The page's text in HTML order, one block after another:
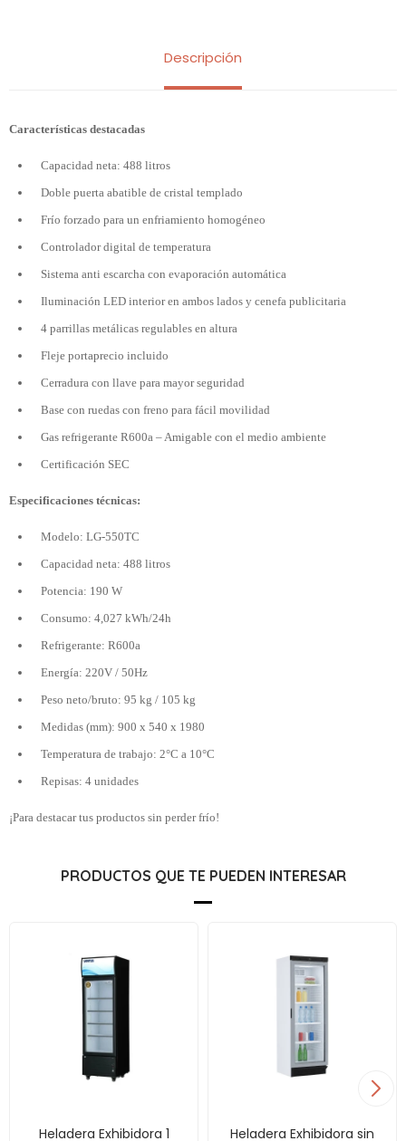
Descripción
Características destacadas
Capacidad neta: 488 litros
Doble puerta abatible de cristal templado
Frío forzado para un enfriamiento homogéneo
Controlador digital de temperatura
Sistema anti escarcha con evaporación automática
Iluminación LED interior en ambos lados y cenefa publicitaria
4 parrillas metálicas regulables en altura
Fleje portaprecio incluido
Cerradura con llave para mayor seguridad
Base con ruedas con freno para fácil movilidad
Gas refrigerante R600a – Amigable con el medio ambiente
Certificación SEC
Especificaciones técnicas:
Modelo: LG-550TC
Capacidad neta: 488 litros
Potencia: 190 W
Consumo: 4,027 kWh/24h
Refrigerante: R600a
Energía: 220V / 50Hz
Peso neto/bruto: 95 kg / 105 kg
Medidas (mm): 900 x 540 x 1980
Temperatura de trabajo: 2°C a 10°C
Repisas: 4 unidades
¡Para destacar tus productos sin perder frío!
PRODUCTOS QUE TE PUEDEN INTERESAR
Heladera Exhibidora 1
Heladera Exhibidora sin